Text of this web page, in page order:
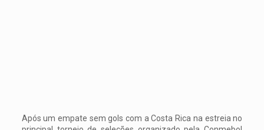
Após um empate sem gols com a Costa Rica na estreia no